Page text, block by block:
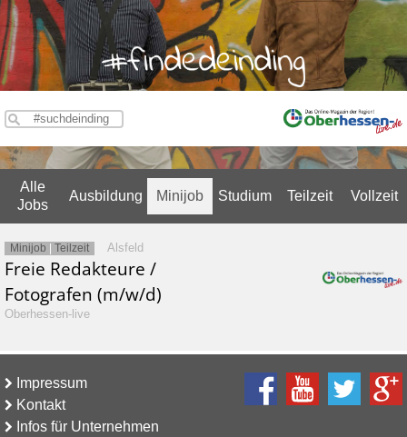
Alle
Jobs
Ausbildung Minijob Studium Teilzeit Vollzeit
Minijob Teilzeit Alsfeld
Freie Redakteure /
Fotografen (m/w/d)
Oberhessen-live
Impressum
Kontakt
Infos für Unternehmen